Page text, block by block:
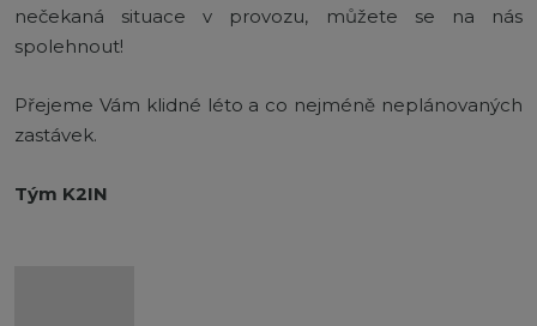
nečekaná situace v provozu, můžete se na nás
spolehnout!
Přejeme Vám klidné léto a co nejméně neplánovaných
zastávek.
Tým K2IN